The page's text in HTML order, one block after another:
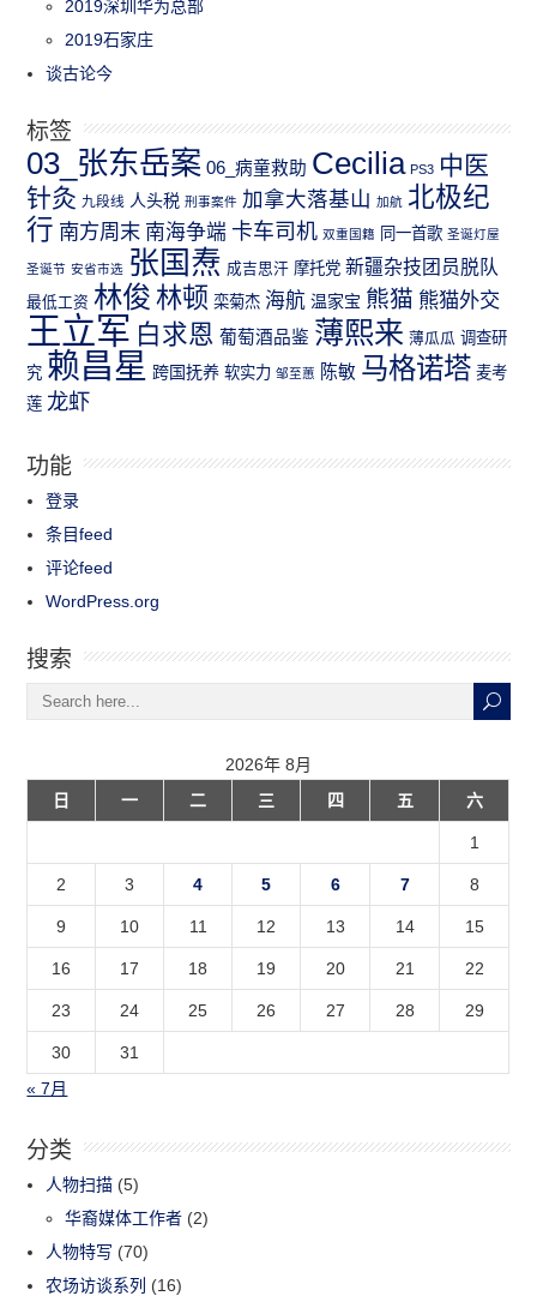
2019深圳华为总部
2019石家庄
谈古论今
标签
03_张东岳案 06_病童救助 Cecilia PS3 中医
针灸 九段线 人头税 刑事案件 加拿大落基山 加航 北极纪
行 南方周末 南海争端 卡车司机 双重国籍 同一首歌 圣诞灯屋
圣诞节 安省市选 张国焘 成吉思汗 摩托党 新疆杂技团员脱队
最低工资 林俊 林顿 栾菊杰 海航 温家宝 熊猫 熊猫外交
王立军 白求恩 葡萄酒品鉴 薄熙来 薄瓜瓜 调查研
究 赖昌星 跨国抚养 软实力 邹至蕙 陈敏 马格诺塔 麦考
莲 龙虾
功能
登录
条目feed
评论feed
WordPress.org
搜索
2026年 8月
日
一 二 三 四 五 六
1
2 3 4 5 6 7 8
9 10 11 12 13 14 15
16 17 18 19 20 21 22
23 24 25 26 27 28 29
30
31
« 7月
分类
人物扫描 (5)
华裔媒体工作者 (2)
人物特写 (70)
农场访谈系列 (16)